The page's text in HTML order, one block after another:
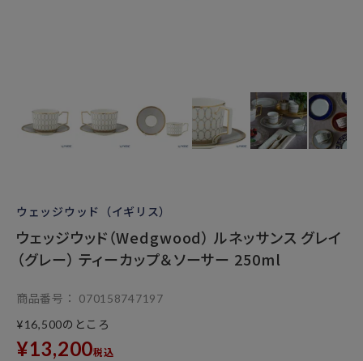
ウェッジウッド（イギリス）
ウェッジウッド（Wedgwood） ルネッサンス グレイ
（グレー） ティーカップ＆ソーサー 250ml
商品番号
070158747197
¥16,500のところ
¥13,200税込